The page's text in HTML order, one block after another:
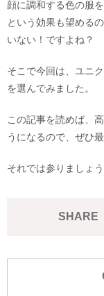
顔に調和する色の服
という効果も望める
いない！ですよね？
そこで今回は、ユニ
を選んでみました。
この記事を読めば、
うになるので、ぜひ
それでは参りましょう
SHARE